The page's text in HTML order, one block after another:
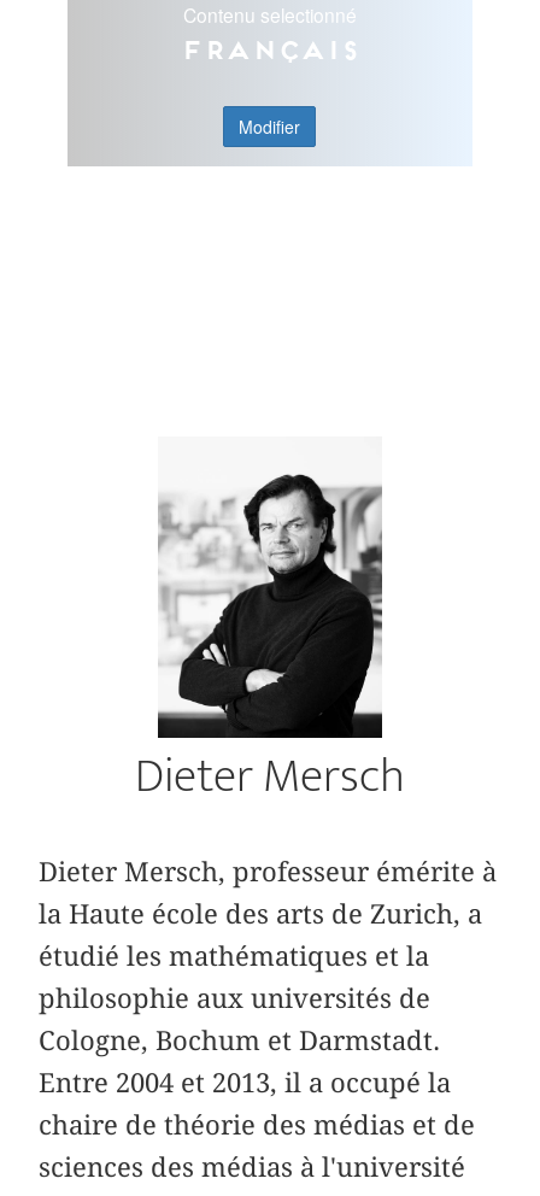
Contenu selectionné
Français
Modifier
Dieter Mersch
Dieter Mersch, professeur émérite à
la Haute école des arts de Zurich, a
étudié les mathématiques et la
philosophie aux universités de
Cologne, Bochum et Darmstadt.
Entre 2004 et 2013, il a occupé la
chaire de théorie des médias et de
sciences des médias à l'université